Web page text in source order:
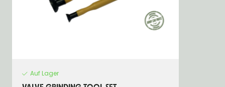
Auf Lager